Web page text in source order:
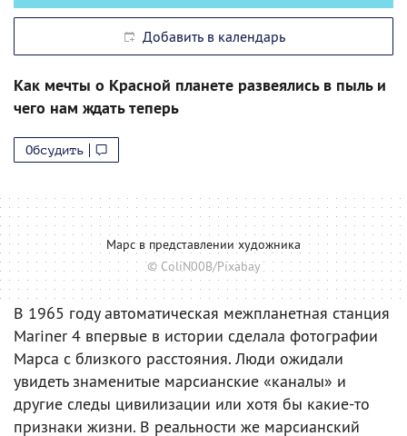
Добавить в календарь
Как мечты о Красной планете развеялись в пыль и
чего нам ждать теперь
Обсудить
Марс в представлении художника
© ColiN00B/Pixabay
В 1965 году автоматическая межпланетная станция
Mariner 4 впервые в истории сделала фотографии
Марса с близкого расстояния. Люди ожидали
увидеть знаменитые марсианские «каналы» и
другие следы цивилизации или хотя бы какие-то
признаки жизни. В реальности же марсианский